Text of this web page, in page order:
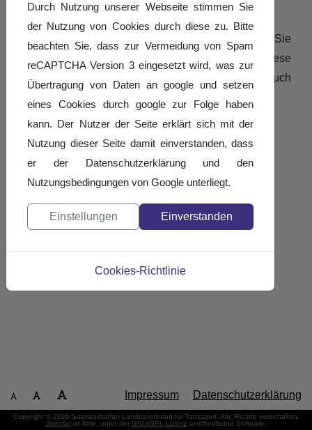
gemeldet werden.
Wir werden Ihre Kommentare lesen und nehmen Sie
auch dankend an. So wollen wir versuchen, diese
soweit es möglich ist umzusetzen, um Ihren Besuch
Durch Nutzung unserer Webseite stimmen Sie
der Nutzung von Cookies durch diese zu. Bitte
beachten Sie, dass zur Vermeidung von Spam
reCAPTCHA Version 3 eingesetzt wird, was zur
Übertragung von Daten an google und setzen
eines Cookies durch google zur Folge haben
kann. Der Nutzer der Seite erklärt sich mit der
Nutzung dieser Seite damit einverstanden, dass
er der Datenschutzerklärung und den
Nutzungsbedingungen von Google unterliegt.
Einstellungen Einverstanden
Cookies-Richtlinie
Impressum Datenschutzerklärung
Copyright © 2026 Saarländischer Landesverband für Tanzsport. Alle Rechte vorbehalten.
Joomla! ist freie, unter der GNU/GPL-Lizenz veröffentlichte Software.